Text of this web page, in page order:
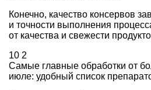
Конечно, качество консервов
и точности выполнения
от качества и свежести
10 2
Самые главные обработки от
июле: удобный список